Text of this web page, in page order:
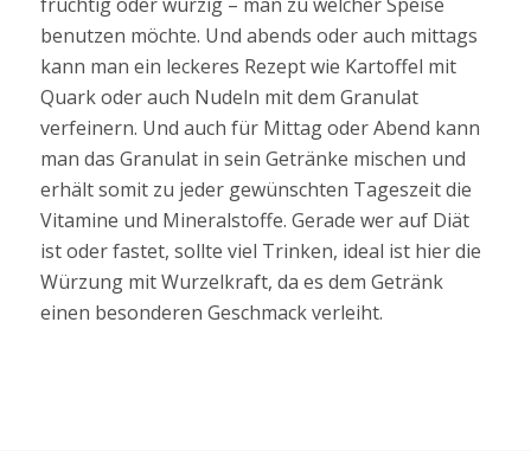
benutzen möchte. Und abends oder auch mittags
kann man ein leckeres Rezept wie Kartoffel mit
Quark oder auch Nudeln mit dem Granulat
verfeinern. Und auch für Mittag oder Abend kann
man das Granulat in sein Getränke mischen und
erhält somit zu jeder gewünschten Tageszeit die
Vitamine und Mineralstoffe. Gerade wer auf Diät
ist oder fastet, sollte viel Trinken, ideal ist hier die
Würzung mit Wurzelkraft, da es dem Getränk
einen besonderen Geschmack verleiht.